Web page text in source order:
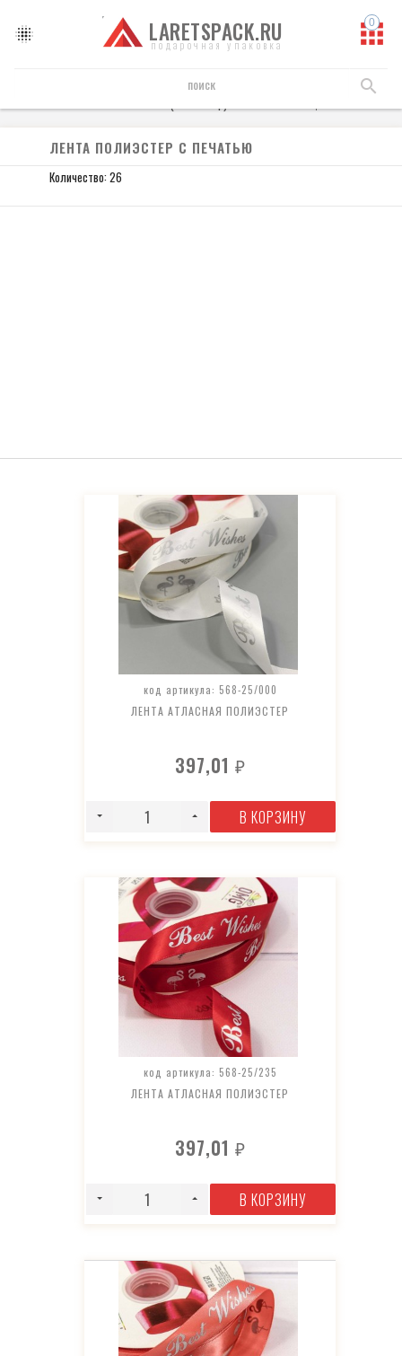
LARETSPACK.RU
подарочная упаковка
ЛЕНТА ПОЛИЭСТЕР С ПЕЧАТЬЮ
Количество: 26
код артикула: 568-25/000
ЛЕНТА АТЛАСНАЯ ПОЛИЭСТЕР
397,01 ₽
В КОРЗИНУ
код артикула: 568-25/235
ЛЕНТА АТЛАСНАЯ ПОЛИЭСТЕР
397,01 ₽
В КОРЗИНУ